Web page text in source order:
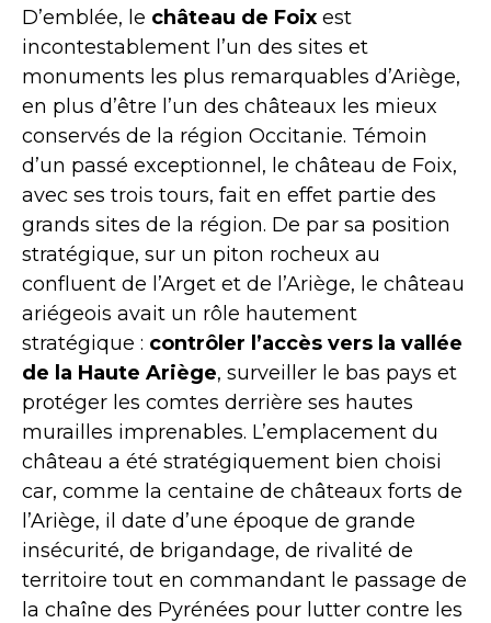
D’emblée, le château de Foix est
incontestablement l’un des sites et
monuments les plus remarquables d’Ariège,
en plus d’être l’un des châteaux les mieux
conservés de la région Occitanie. Témoin
d’un passé exceptionnel, le château de Foix,
avec ses trois tours, fait en effet partie des
grands sites de la région. De par sa position
stratégique, sur un piton rocheux au
confluent de l’Arget et de l’Ariège, le château
ariégeois avait un rôle hautement
stratégique : contrôler l’accès vers la vallée
de la Haute Ariège, surveiller le bas pays et
protéger les comtes derrière ses hautes
murailles imprenables. L’emplacement du
château a été stratégiquement bien choisi
car, comme la centaine de châteaux forts de
l’Ariège, il date d’une époque de grande
insécurité, de brigandage, de rivalité de
territoire tout en commandant le passage de
la chaîne des Pyrénées pour lutter contre les